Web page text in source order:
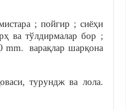
; пойгир ; сиёҳи
ва тўлдирмалар бор ;
mm. варақлар шарқона
турундж ва лола.